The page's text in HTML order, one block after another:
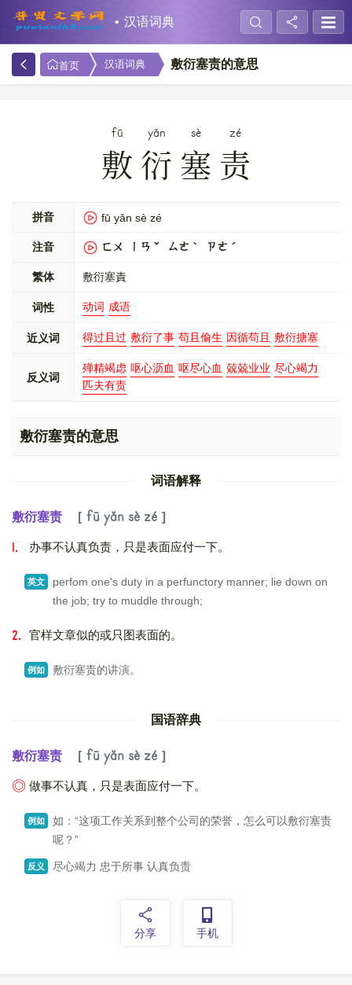
汉语词典
首页 汉语词典 敷衍塞责的意思
fū yǎn sè zé
敷衍塞责
拼音 fū yǎn sè zé
注音 ㄈㄨ ㄧㄢˇ ㄙㄜˋ ㄗㄜˊ
繁体 敷衍塞責
词性 动词 成语
近义词 得过且过 敷衍了事 苟且偷生 因循苟且 敷衍搪塞
反义词
殚精竭虑 呕心沥血 呕尽心血 兢兢业业 尽心竭力
匹夫有责
敷衍塞责的意思
词语解释
敷衍塞责 fū yǎn sè zé
1. 办事不认真负责，只是表面应付一下。
英文
perfom one's duty in a perfunctory manner; lie down on
the job; try to muddle through;
2. 官样文章似的或只图表面的。
例如 敷衍塞责的讲演。
国语辞典
敷衍塞责 fū yǎn sè zé
◎ 做事不认真，只是表面应付一下。
例如
如：“这项工作关系到整个公司的荣誉，怎么可以敷衍塞责
呢？”
反义 尽心竭力 忠于所事 认真负责
分享 手机